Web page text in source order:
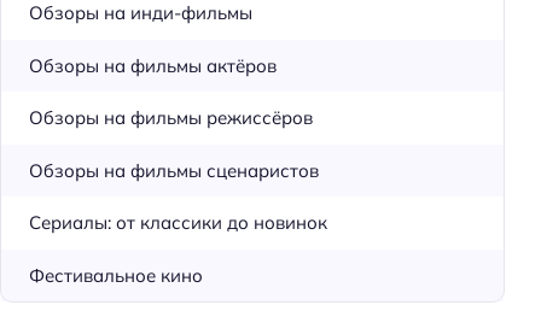
Обзоры на инди-фильмы
Обзоры на фильмы актёров
Обзоры на фильмы режиссёров
Обзоры на фильмы сценаристов
Сериалы: от классики до новинок
Фестивальное кино